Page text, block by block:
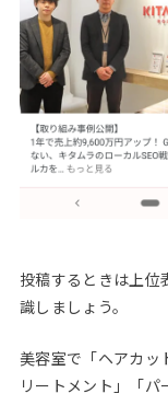
投稿するときは上位
識しましょう。
美容室で「ヘアカッ
リートメント」「